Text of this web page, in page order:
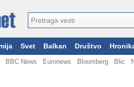
Svet Balkan Društvo
BBC News Euronews Bloomberg Blic